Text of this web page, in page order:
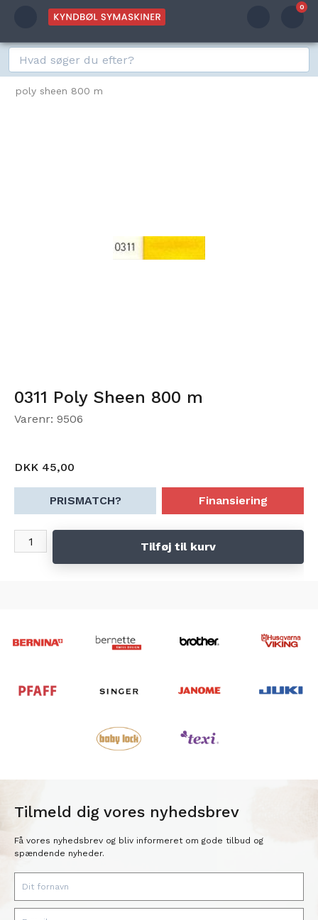
0
poly sheen 800 m
0311 Poly Sheen 800 m
Varenr: 9506
DKK 45,00
PRISMATCH? Finansiering
Tilføj til kurv
Tilmeld dig vores nyhedsbrev
Få vores nyhedsbrev og bliv informeret om gode tilbud og
spændende nyheder.